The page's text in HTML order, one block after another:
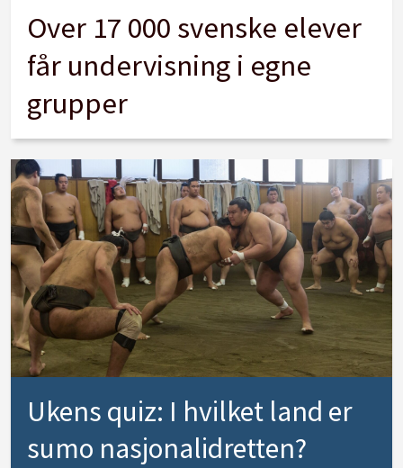
Over 17 000 svenske elever
får undervisning i egne
grupper
Ukens quiz: I hvilket land er
sumo nasjonalidretten?